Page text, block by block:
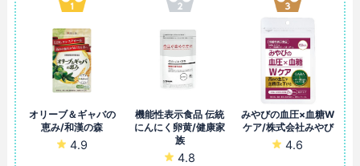
オリーブ＆ギャバの
恵み/和漢の森
4.9
機能性表示食品 伝統
にんにく卵黄/健康家
族
4.8
みやびの血圧×血糖W
ケア/株式会社みやび
4.6